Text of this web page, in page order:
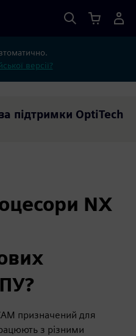
версії?
підтримки OptiTech
NX
призначений для
з різними